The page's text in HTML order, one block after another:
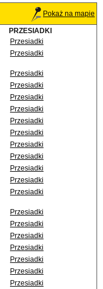
Pokaż na mapie
PRZESIADKI
Przesiadki
Przesiadki
Przesiadki
Przesiadki
Przesiadki
Przesiadki
Przesiadki
Przesiadki
Przesiadki
Przesiadki
Przesiadki
Przesiadki
Przesiadki
Przesiadki
Przesiadki
Przesiadki
Przesiadki
Przesiadki
Przesiadki
Przesiadki